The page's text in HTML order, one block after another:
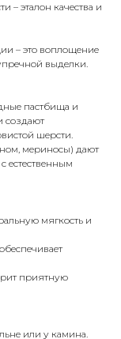
– эталон качества и
– это воплощение
выделки.
пастбища и
создают
шерсти.
мериносы) дают
естественным
мягкость и
приятную
или у камина.